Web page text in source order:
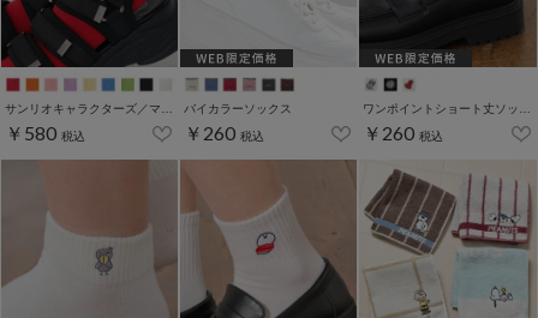
￥580 税込
バイカラーソックス
￥260 税込 ￥260 税込